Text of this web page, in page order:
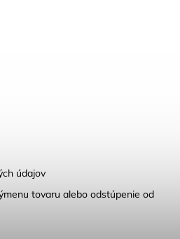
údajov
tovaru alebo odstúpenie od